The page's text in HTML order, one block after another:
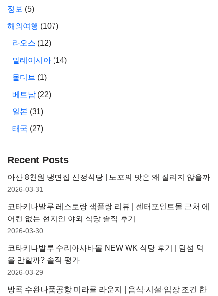
정보 (5)
해외여행 (107)
라오스 (12)
말레이시아 (14)
몰디브 (1)
베트남 (22)
일본 (31)
태국 (27)
Recent Posts
아산 8천원 냉면집 신정식당 | 노포의 맛은 왜 질리지 않을까
2026-03-31
코타키나발루 레스토랑 샘플랑 리뷰 | 센터포인트몰 근처 에
어컨 없는 현지인 야외 식당 솔직 후기
2026-03-30
코타키나발루 수리아사바몰 NEW WK 식당 후기 | 딤섬 먹
을 만할까? 솔직 평가
2026-03-29
방콕 수완나품공항 미라클 라운지 | 음식·시설·입장 조건 한